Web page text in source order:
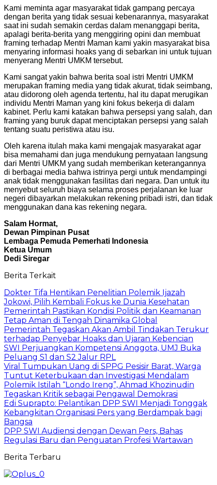
Kami meminta agar masyarakat tidak gampang percaya
dengan berita yang tidak sesuai kebenarannya, masyarakat
saat ini sudah semakin cerdas dalam menanggapi berita,
apalagi berita-berita yang menggiring opini dan membuat
framing terhadap Mentri Maman kami yakin masyarakat bisa
menyaring informasi hoaks yang di sebarkan ini untuk tujuan
menyerang Mentri UMKM tersebut.
Kami sangat yakin bahwa berita soal istri Mentri UMKM
merupakan framing media yang tidak akurat, tidak seimbang,
atau didorong oleh agenda tertentu, hal itu dapat merugikan
individu Mentri Maman yang kini fokus bekerja di dalam
kabinet. Perlu kami katakan bahwa persepsi yang salah, dan
framing yang buruk dapat menciptakan persepsi yang salah
tentang suatu peristiwa atau isu.
Oleh karena itulah maka kami mengajak masyarakat agar
bisa memahami dan juga mendukung pernyataan langsung
dari Mentri UMKM yang sudah memberikan keterangannya
di berbagai media bahwa istrinya pergi untuk mendampingi
anak tidak menggunakan fasilitas dari negara. Dan untuk itu
menyebut seluruh biaya selama proses perjalanan ke luar
negeri dibayarkan melakukan rekening pribadi istri, dan tidak
menggunakan dana kas rekening negara.
Salam Hormat,
Dewan Pimpinan Pusat
Lembaga Pemuda Pemerhati Indonesia
Ketua Umum
Dedi Siregar
Berita Terkait
Dokter Tifa Hentikan Penelitian Polemik Ijazah
Jokowi, Pilih Kembali Fokus ke Dunia Kesehatan
Pemerintah Pastikan Kondisi Politik dan Keamanan
Tetap Aman di Tengah Dinamika Global
Pemerintah Tegaskan Akan Ambil Tindakan Terukur
terhadap Penyebar Hoaks dan Ujaran Kebencian
SWI Perjuangkan Kompetensi Anggota, UMJ Buka
Peluang S1 dan S2 Jalur RPL
Viral Tumpukan Uang di SPPG Pesisir Barat, Warga
Tuntut Keterbukaan dan Investigasi Mendalam
Polemik Istilah “Londo Ireng”, Ahmad Khozinudin
Tegaskan Kritik sebagai Pengawal Demokrasi
Edi Suprapto: Pelantikan DPP SWI Menjadi Tonggak
Kebangkitan Organisasi Pers yang Berdampak bagi
Bangsa
DPP SWI Audiensi dengan Dewan Pers, Bahas
Regulasi Baru dan Penguatan Profesi Wartawan
Berita Terbaru